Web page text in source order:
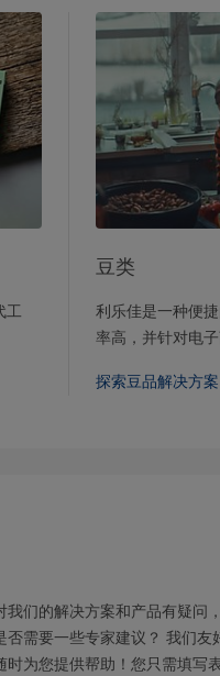
工
豆类
利乐佳是一种便
率高，并针对电
探索豆品解决方案
我们的解决方案和产品有疑问，
否需要一些专家建议？ 我们友
时为您提供帮助！您只需填写